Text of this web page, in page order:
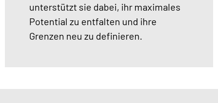
unterstützt sie dabei, ihr maximales
Potential zu entfalten und ihre
Grenzen neu zu definieren.